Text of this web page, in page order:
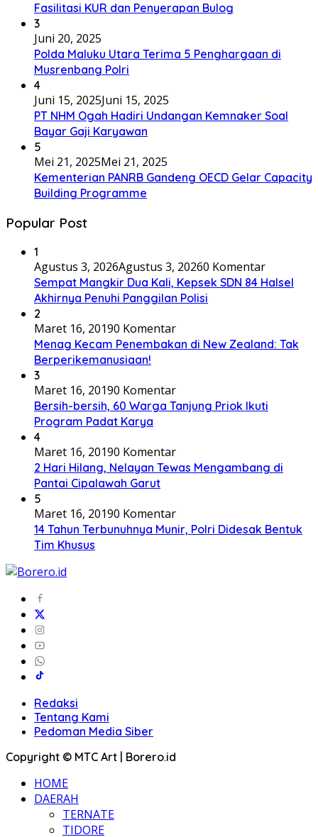
Fasilitasi KUR dan Penyerapan Bulog
3
Juni 20, 2025
Polda Maluku Utara Terima 5 Penghargaan di
Musrenbang Polri
4
Juni 15, 2025Juni 15, 2025
PT NHM Ogah Hadiri Undangan Kemnaker Soal
Bayar Gaji Karyawan
5
Mei 21, 2025Mei 21, 2025
Kementerian PANRB Gandeng OECD Gelar Capacity
Building Programme
Popular Post
1
Agustus 3, 2026Agustus 3, 20260 Komentar
Sempat Mangkir Dua Kali, Kepsek SDN 84 Halsel
Akhirnya Penuhi Panggilan Polisi
2
Maret 16, 20190 Komentar
Menag Kecam Penembakan di New Zealand: Tak
Berperikemanusiaan!
3
Maret 16, 20190 Komentar
Bersih-bersih, 60 Warga Tanjung Priok Ikuti
Program Padat Karya
4
Maret 16, 20190 Komentar
2 Hari Hilang, Nelayan Tewas Mengambang di
Pantai Cipalawah Garut
5
Maret 16, 20190 Komentar
14 Tahun Terbunuhnya Munir, Polri Didesak Bentuk
Tim Khusus
Redaksi
Tentang Kami
Pedoman Media Siber
Copyright © MTC Art | Borero.id
HOME
DAERAH
TERNATE
TIDORE